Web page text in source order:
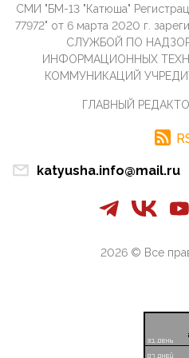
09:40, 10 Апреля 2026
Честно говоря, ситуация
российские крупнейшие
Маска (отца Ил...
07:11, 10 Апреля 2026
инокультурных
Благодаря знакомым,
истории с белгородскими
09:01, 09 Апреля 2026
Противник расшир...
заботливо уточниили, что
СМИ "БМ-13 "Катюша"
77972" от 6 марта 2020 г.
СЛУЖБОЙ ПО
ИНФОРМАЦИОННЫХ
КОММУНИКАЦИЙ
ГЛАВНЫЙ
katyusha.info@mail.ru
2026 © Все